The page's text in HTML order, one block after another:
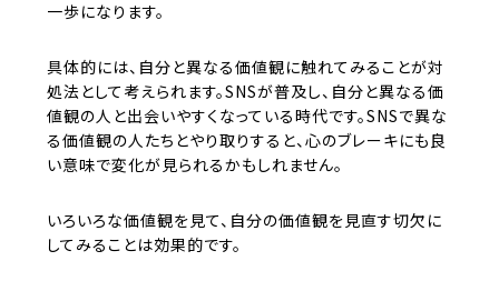
一歩になります。
具体的には、自分と異なる価値観に触れてみることが対
処法として考えられます。SNSが普及し、自分と異なる価
値観の人と出会いやすくなっている時代です。SNSで異な
る価値観の人たちとやり取りすると、心のブレーキにも良
い意味で変化が見られるかもしれません。
いろいろな価値観を見て、自分の価値観を見直す切欠に
してみることは効果的です。